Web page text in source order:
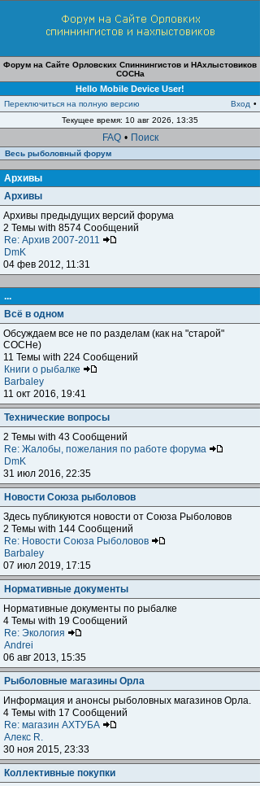
Форум на Сайте Орловских Спиннингистов и НАхлыстовиков
СОСНа
Hello Mobile Device User!
Переключиться на полную версию Вход •
Текущее время: 10 авг 2026, 13:35
FAQ • Поиск
Весь рыболовный форум
Архивы
Архивы
Архивы предыдущих версий форума
2 Темы with 8574 Сообщений
Re: Архив 2007-2011
DmK
04 фев 2012, 11:31
...
Всё в одном
Обсуждаем все не по разделам (как на "старой"
СОСНе)
11 Темы with 224 Сообщений
Книги о рыбалке
Barbaley
11 окт 2016, 19:41
Технические вопросы
2 Темы with 43 Сообщений
Re: Жалобы, пожелания по работе форума
DmK
31 июл 2016, 22:35
Новости Союза рыболовов
Здесь публикуются новости от Союза Рыболовов
2 Темы with 144 Сообщений
Re: Новости Союза Рыболовов
Barbaley
07 июл 2019, 17:15
Нормативные документы
Нормативные документы по рыбалке
4 Темы with 19 Сообщений
Re: Экология
Andrei
06 авг 2013, 15:35
Рыболовные магазины Орла
Информация и анонсы рыболовных магазинов Орла.
4 Темы with 17 Сообщений
Re: магазин АХТУБА
Алекс R.
30 ноя 2015, 23:33
Коллективные покупки